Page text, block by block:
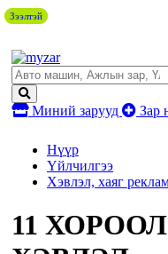
Миний зарууд Зар
Нүүр
Үйлчилгээ
Хэвлэл, хаяг
11
Зээлтэй
Зээлтэй